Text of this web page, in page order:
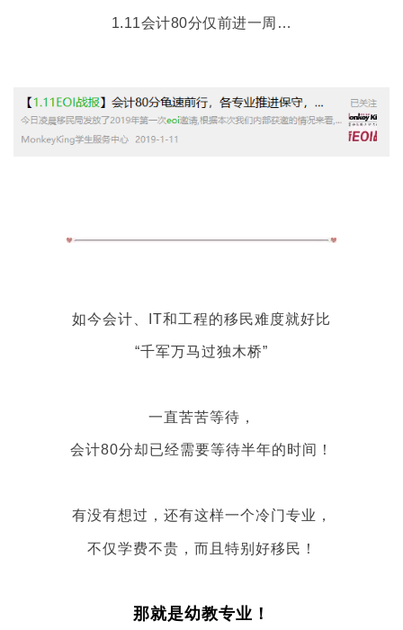
1.11会计80分仅前进一周…
如今会计、IT和工程的移民难度就好比
“千军万马过独木桥”
一直苦苦等待，
会计80分却已经需要等待半年的时间！
有没有想过，还有这样一个冷门专业，
不仅学费不贵，而且特别好移民！
那就是幼教专业！